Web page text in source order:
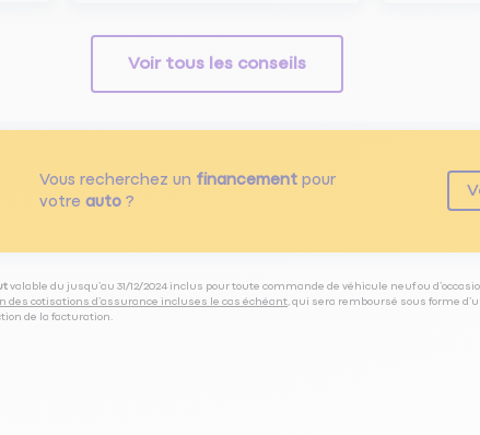
Voir tous les conseils
Vous recherchez un financementpour
votre auto?
valable du jusqu’au 31/12/2024 inclus pour toute commande de véhicule neuf ou
des cotisations d’assurance incluses le cas échéant , qui sera remboursé sous forme
de la facturation.